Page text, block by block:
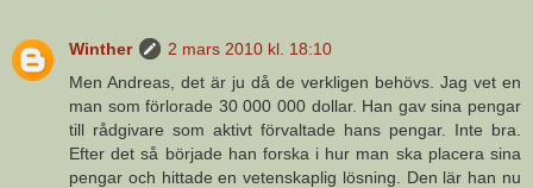
Winther
2 mars 2010 kl. 18:10
Men Andreas, det är ju då de verkligen behövs. Jag vet en
man som förlorade 30 000 000 dollar. Han gav sina pengar
till rådgivare som aktivt förvaltade hans pengar. Inte bra.
Efter det så började han forska i hur man ska placera sina
pengar och hittade en vetenskaplig lösning. Den lär han nu